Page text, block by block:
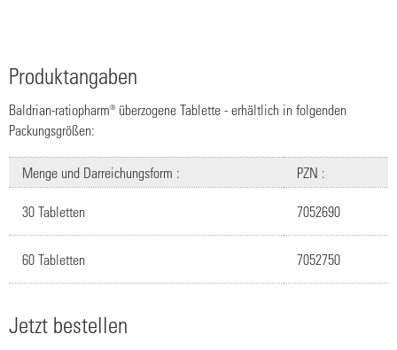
Produktangaben
Baldrian-ratiopharm® überzogene Tablette - erhältlich in folgenden
Packungsgrößen:
Menge und Darreichungsform : PZN :
30 Tabletten 7052690
60 Tabletten 7052750
Jetzt bestellen